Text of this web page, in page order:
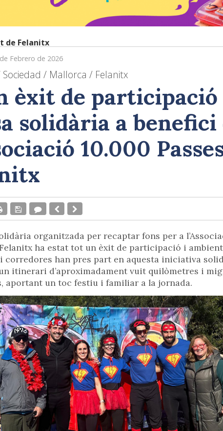
de Felanitx
Febrero de 2026
/ Mallorca / Felanitx
èxit de participació
solidària a benefici
10.000
organitzada per recaptar fons per a
ha estat tot un èxit de participació i
corredores han pres part en aquesta iniciativa
itinerari d’aproximadament vuit quilòmetres i mig,
aportant un toc festiu i familiar a la jornada.